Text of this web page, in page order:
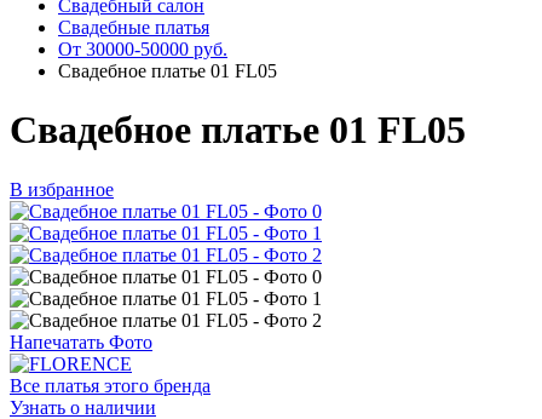
Свадебный салон
Свадебные платья
От 30000-50000 руб.
Свадебное платье 01 FL05
Свадебное платье 01 FL05
В избранное
Напечатать Фото
Все платья этого бренда
Узнать о наличии